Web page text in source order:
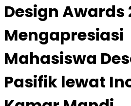
Design Awards
Mengapresiasi
Mahasiswa
Pasifik lewat